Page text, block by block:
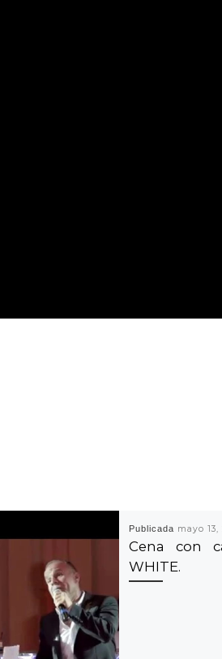
Publicada mayo 13,
Cena con
WHITE.